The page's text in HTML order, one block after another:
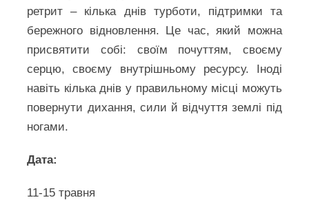
ретрит – кілька днів турботи, підтримки та
бережного відновлення. Це час, який можна
присвятити собі: своїм почуттям, своєму
серцю, своєму внутрішньому ресурсу. Іноді
навіть кілька днів у правильному місці можуть
повернути дихання, сили й відчуття землі під
ногами.
Дата:
11-15 травня